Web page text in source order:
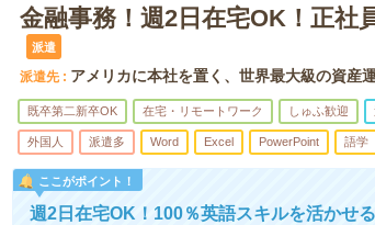
金融事務！週2日在宅OK！正社
派遣
派遣先 アメリカに本社を置く、世界最大級の資産運
既卒第二新卒OK 在宅・リモートワーク しゅふ歓迎
外国人 派遣多 Word Excel PowerPoint 語学
ここがポイント！
週2日在宅OK！100％英語スキルを活かせ